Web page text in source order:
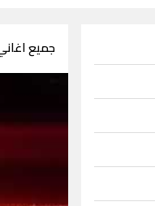
جميع اغاني